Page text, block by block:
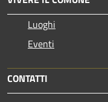
Luoghi
Eventi
CONTATTI